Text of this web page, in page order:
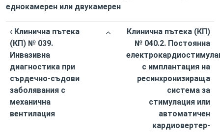
еднокамерен или двукамерен
‹ Клинична пътека
(КП) № 039.
Инвазивна
диагностика при
сърдечно-съдови
заболявания с
механична
вентилация
Клинична пътека (КП)
№ 040.2. Постоянна
с имплантация на
ресинхронизираща
система за
стимулация или
автоматичен
кардиовертер-